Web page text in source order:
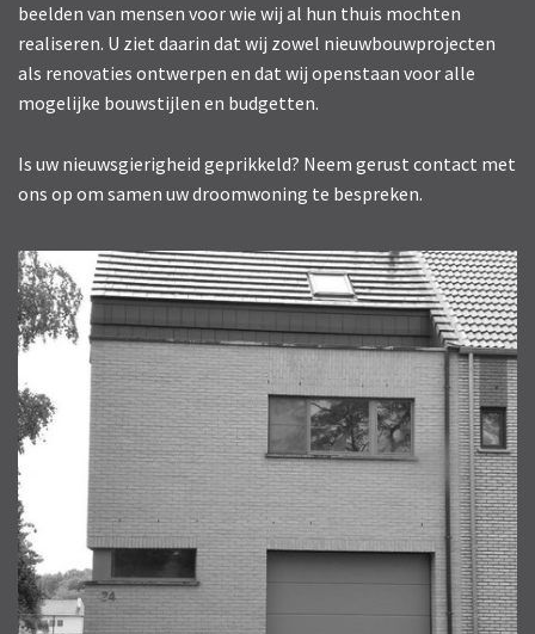
beelden van mensen voor wie wij al hun thuis mochten
realiseren. U ziet daarin dat wij zowel nieuwbouwprojecten
als renovaties ontwerpen en dat wij openstaan voor alle
mogelijke bouwstijlen en budgetten.
Is uw nieuwsgierigheid geprikkeld? Neem gerust contact met
ons op om samen uw droomwoning te bespreken.